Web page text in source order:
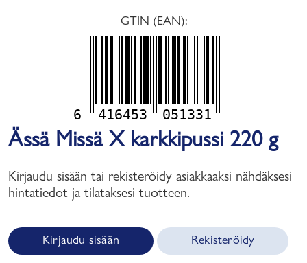
GTIN (EAN):
6 416453 051331
Ässä Missä X karkkipussi 220 g
Kirjaudu sisään tai rekisteröidy asiakkaaksi nähdäksesi
hintatiedot ja tilataksesi tuotteen.
Kirjaudu sisään Rekisteröidy